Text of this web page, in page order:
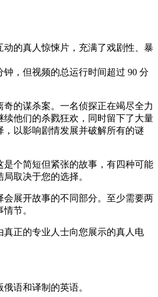
动的真人惊悚片，充满了戏剧性、暴
钟，但视频的总运行时间超过 90 分
的谋杀案。一名侦探正在竭尽全力
续他们的杀戮狂欢，同时留下了大量
，以影响剧情发展并破解所有的谜
是个简短但紧张的故事，有四种可能
取决于您的选择。
会展开故事的不同部分。至少需要两
节。
真正的专业人士向您展示的真人电
语和译制的英语。